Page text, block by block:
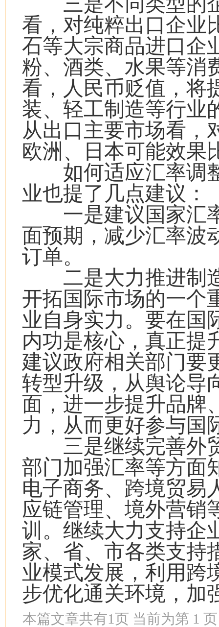
看，对纯粹出口企业
石等大宗商品进口企
粉、酒类、水果等消
看，人民币贬值，将
装、轻工制造等行业
从出口主要市场看，
欧洲、日本可能效果
如何适应汇率调整
业也提了几点建议：
一是建议国家汇率
面预期，减少汇率波
订单。
二是大力推进制造
开拓国际市场的一个
业自身实力。要在国
内功是核心，真正提
建议政府相关部门要
转型升级，从舆论导
面，进一步提升品牌
力，从而更好参与国
三是继续完善外贸
部门加强汇率等方面
电子商务、跨境贸易
应链管理、境外营销
训。继续大力支持企
家、省、市各类支持
业模式发展，利用跨
步优化通关环境，加
本篇文章共有1页 当前为第 1 页